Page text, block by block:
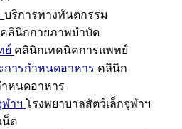
บริการทางทันตกรรม
คลินิกกายภาพบำบัด
ย์ คลินิกเทคนิคการแพทย์
ารกำหนดอาหาร คลินิก
หนดอาหาร
ฬาฯ โรงพยาบาลสัตว์เล็กจุฬาฯ
น็ต